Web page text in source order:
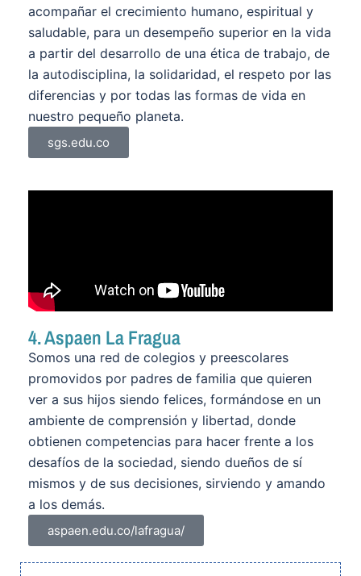
acompañar el crecimiento humano, espiritual y
saludable, para un desempeño superior en la vida
a partir del desarrollo de una ética de trabajo, de
la autodisciplina, la solidaridad, el respeto por las
diferencias y por todas las formas de vida en
nuestro pequeño planeta.
sgs.edu.co
4. Aspaen La Fragua
Somos una red de colegios y preescolares
promovidos por padres de familia que quieren
ver a sus hijos siendo felices, formándose en un
ambiente de comprensión y libertad, donde
obtienen competencias para hacer frente a los
desafíos de la sociedad, siendo dueños de sí
mismos y de sus decisiones, sirviendo y amando
a los demás.
aspaen.edu.co/lafragua/